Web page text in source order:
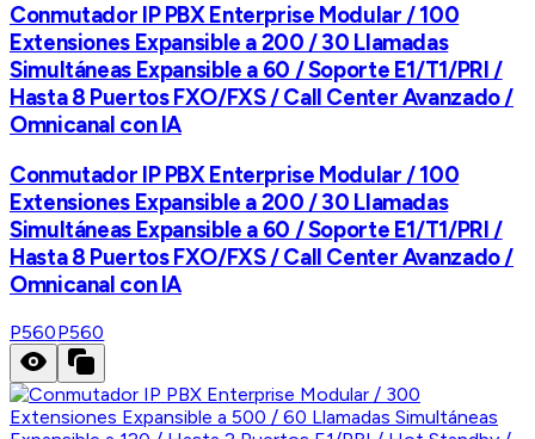
Conmutador IP PBX Enterprise Modular / 100
Extensiones Expansible a 200 / 30 Llamadas
Simultáneas Expansible a 60 / Soporte E1/T1/PRI /
Hasta 8 Puertos FXO/FXS / Call Center Avanzado /
Omnicanal con IA
Conmutador IP PBX Enterprise Modular / 100
Extensiones Expansible a 200 / 30 Llamadas
Simultáneas Expansible a 60 / Soporte E1/T1/PRI /
Hasta 8 Puertos FXO/FXS / Call Center Avanzado /
Omnicanal con IA
P560P560